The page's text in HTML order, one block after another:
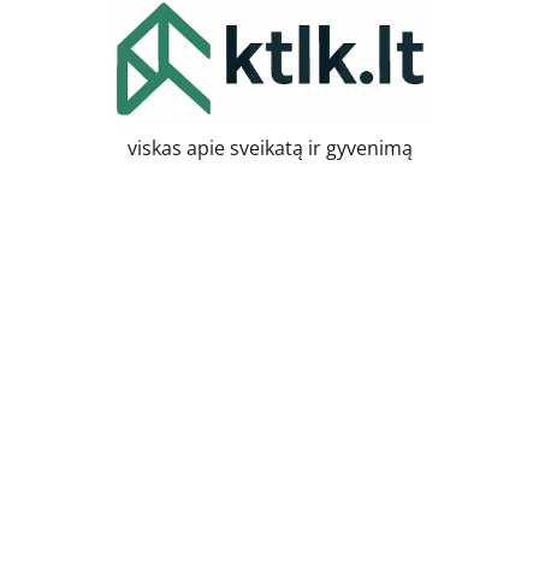
viskas apie sveikatą ir gyvenimą